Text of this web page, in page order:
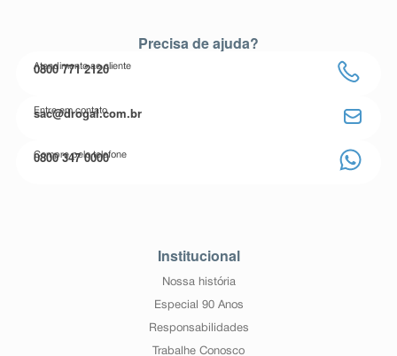
Precisa de ajuda?
Atendimento ao cliente
0800 771 2120
Entre em contato
sac@drogal.com.br
Compre pelo telefone
0800 347 0000
Institucional
Nossa história
Especial 90 Anos
Responsabilidades
Trabalhe Conosco